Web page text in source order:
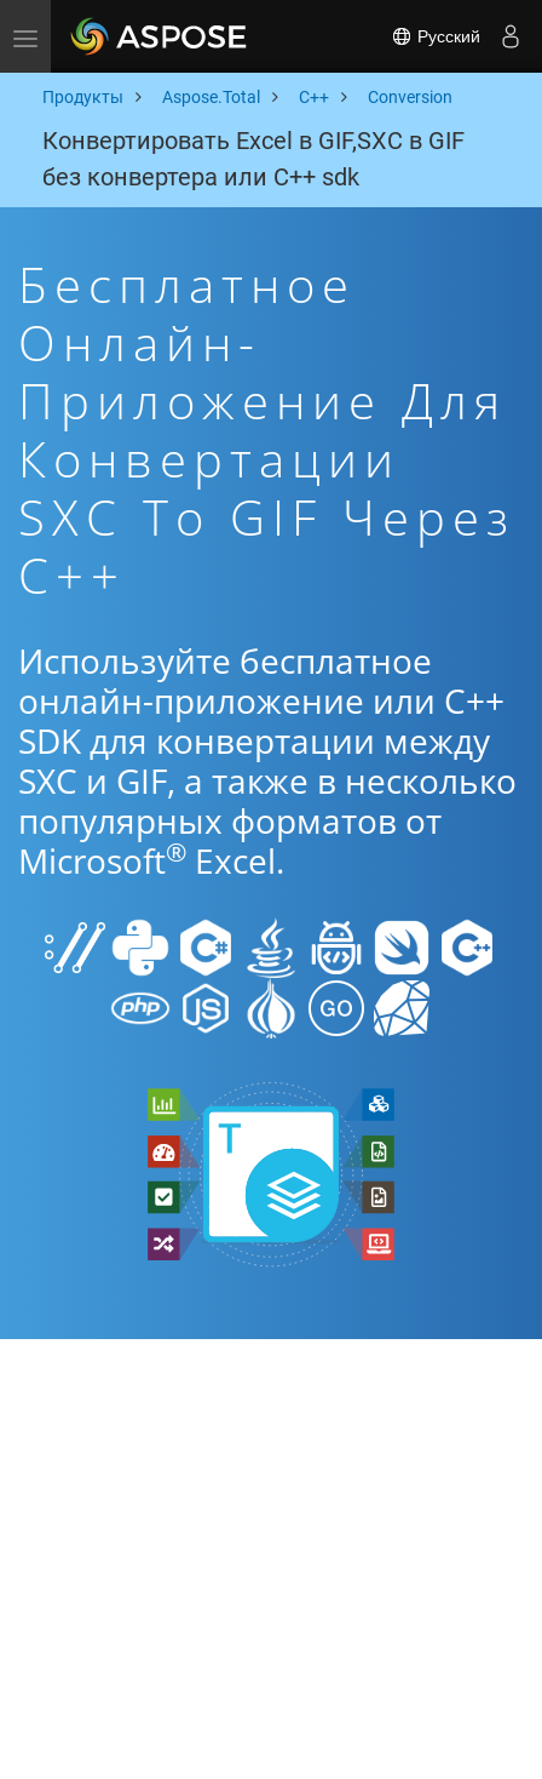
Toggle navigation Русский
Продукты Aspose.Total C++ Conversion
Конвертировать Excel в GIF,SXC в GIF
без конвертера или C++ sdk
Бесплатное
Онлайн-
Приложение Для
Конвертации
SXC To GIF Через
C++
Используйте бесплатное
онлайн-приложение или C++
SDK для конвертации между
SXC и GIF, а также в несколько
популярных форматов от
Microsoft® Excel.